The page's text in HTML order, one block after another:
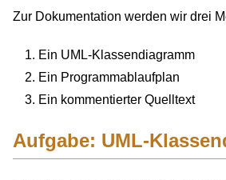
Zur Dokumentation werden wir drei
Ein UML-Klassendiagramm
Ein Programmablaufplan
Ein kommentierter Quelltext
Aufgabe: UML-